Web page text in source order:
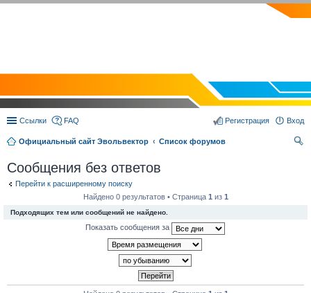
Ссылки FAQ Вход
Регистрация
Официальный сайт Эвольвектор
Список форумов
Сообщения без ответов
Перейти к расширенному поиску
Найдено 0 результатов • Страница 1 из 1
Подходящих тем или сообщений не найдено.
Показать сообщения за